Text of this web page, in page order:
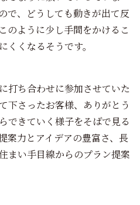
で、どうしても動きが出て反
のように少し手間をかけるこ
くくなるそうです。
打ち合わせに参加させていた
下さったお客様、ありがとう
できていく様子をそばで見る
案力とアイデアの豊富さ、長
まい手目線からのプラン提案